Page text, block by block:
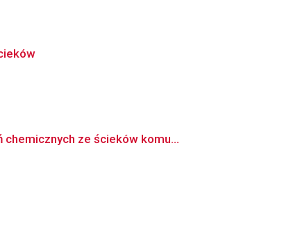
ze ścieków komu...